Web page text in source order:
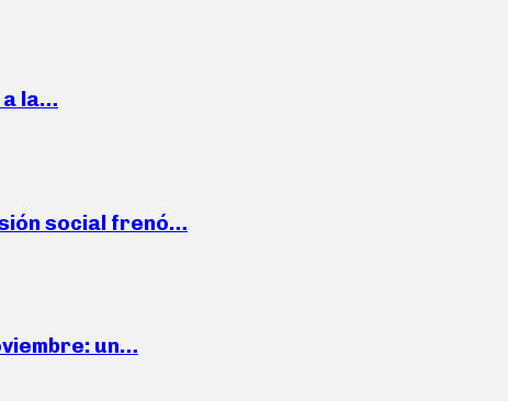
a la…
social frenó…
un…